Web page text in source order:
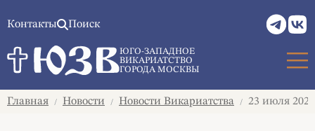
Контакты Поиск
ЮГО-ЗАПАДНОЕ
ВИКАРИАТСТВО
ГОРОДА МОСКВЫ
Главная / Новости / Новости Викариатства / 23 июля